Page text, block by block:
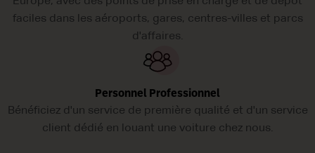
faciles dans les aéroports, gares, centres-villes et parcs
d'affaires.
Personnel Professionnel
Bénéficiez d'un service de première qualité et d'un service
client dédié en louant une voiture chez nous.